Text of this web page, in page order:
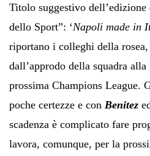
Titolo suggestivo dell’edizione
dello Sport”: ‘Napoli made in
riportano i colleghi della
dall’approdo della squadra
prossima Champions League.
poche certezze e con Benitez
scadenza è complicato fare
lavora, comunque, per la